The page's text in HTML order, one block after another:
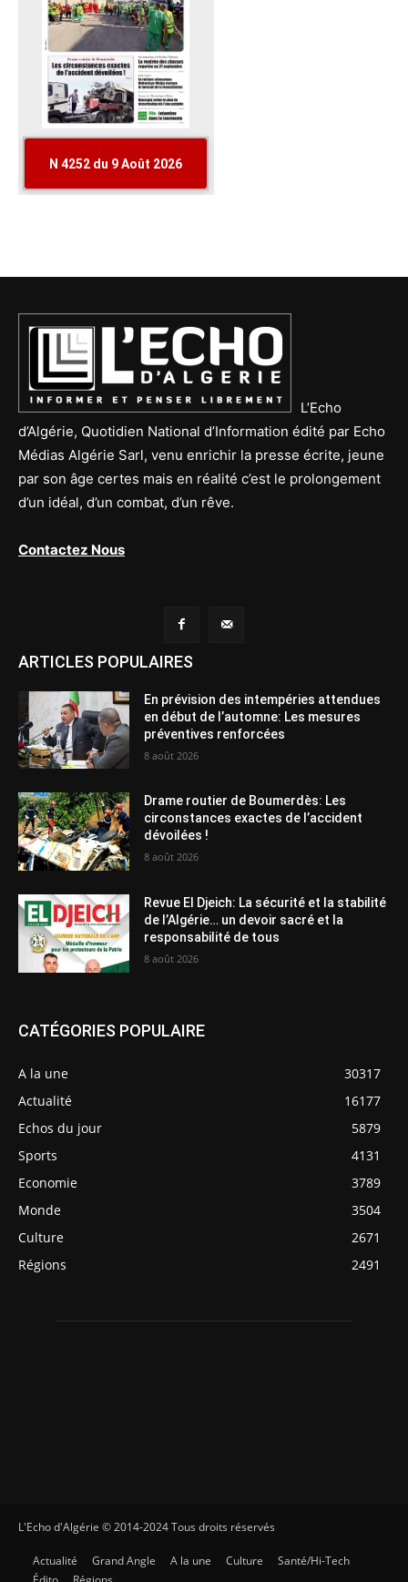
L’Echo
d’Algérie, Quotidien National d’Information édité par Echo
Médias Algérie Sarl, venu enrichir la presse écrite, jeune
par son âge certes mais en réalité c’est le prolongement
d’un idéal, d’un combat, d’un rêve.
Contactez Nous
ARTICLES POPULAIRES
En prévision des intempéries attendues
en début de l’automne: Les mesures
préventives renforcées
8 août 2026
Drame routier de Boumerdès: Les
circonstances exactes de l’accident
dévoilées !
8 août 2026
Revue El Djeich: La sécurité et la stabilité
de l’Algérie… un devoir sacré et la
responsabilité de tous
8 août 2026
CATÉGORIES POPULAIRE
A la une
30317
Actualité
16177
Echos du jour
5879
Sports
4131
Economie
3789
Monde
3504
Culture
2671
Régions
2491
L'Echo d'Algérie © 2014-2024 Tous droits réservés
Actualité Grand Angle A la une Culture
Santé/Hi-Tech